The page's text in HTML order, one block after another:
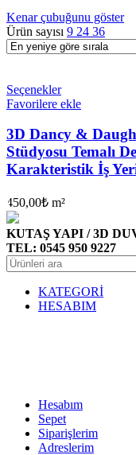
Kenar çubuğunu göster
Ürün sayısı 9 24 36
Seçenekler
Favorilere ekle
3D Dancy &
Stüdyosu Temalı
Karakteristik İş
450,00₺ m²
KUTAŞ YAPI / 3D
TEL: 0545 950 9227
KATEGORİ
HESABIM
Hesabım
Sepet
Siparişlerim
Adreslerim